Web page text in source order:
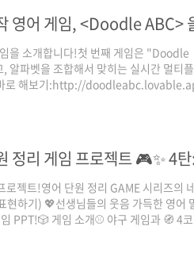
기 ✅ 모둠별 경매로 교실이 들썩들썩 🔥
콘텐츠는 이은채 선생님께서 제작하셨
을 소개합니다!첫 번째 게임은 "Doodle
알파벳을 조합해서 맞히는 실시간 멀티
로 해보기:http://
학생들이 알파벳 조각을 조합해서 정답
원하는 단어를 자유롭게 출제 ✅ 그림 + 스
채팅으로 교실이 들썩들썩 🔥 🚀 지금 바
로젝트!영어 단원 정리 GAME 시리즈의
하기) 💖선생님들의 웃음 가득한 영어
PPT!🎲 게임 소개⚾ 야구 게임과 🧭 4